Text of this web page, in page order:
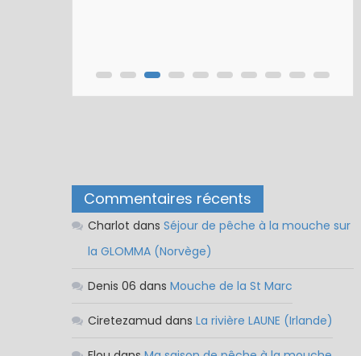
Commentaires récents
Charlot dans Séjour de pêche à la mouche sur
la GLOMMA (Norvège)
Denis 06 dans Mouche de la St Marc
Ciretezamud dans La rivière LAUNE (Irlande)